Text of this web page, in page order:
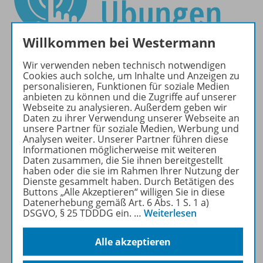
Perfekt vorbereitet und das
Ziel im Blick.
Mut zum Wechsel
Unsere größte Stärke ist die
verlässliche
Aufgabenvielfalt mit
perfekter Progression.
Sie unterrichten ohne
Probleme. Wir bieten die
Willkommen bei Westermann
Wir verwenden neben technisch notwendigen
Cookies auch solche, um Inhalte und Anzeigen zu
personalisieren, Funktionen für soziale Medien
anbieten zu können und die Zugriffe auf unserer
Webseite zu analysieren. Außerdem geben wir
Daten zu ihrer Verwendung unserer Webseite an
unsere Partner für soziale Medien, Werbung und
Analysen weiter. Unserer Partner führen diese
Informationen möglicherweise mit weiteren
Daten zusammen, die Sie ihnen bereitgestellt
haben oder die sie im Rahmen Ihrer Nutzung der
Dienste gesammelt haben. Durch Betätigen des
Buttons „Alle Akzeptieren“ willigen Sie in diese
Datenerhebung gemäß Art. 6 Abs. 1 S. 1 a)
DSGVO, § 25 TDDDG ein. … Weiterlesen
Alle akzeptieren